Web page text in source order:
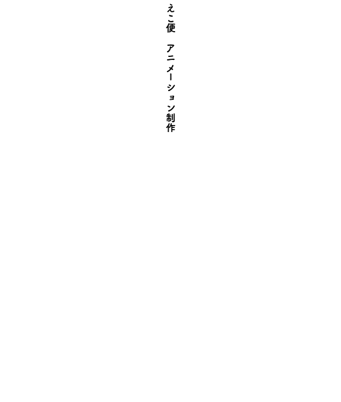
えこ便 アニメーション制作